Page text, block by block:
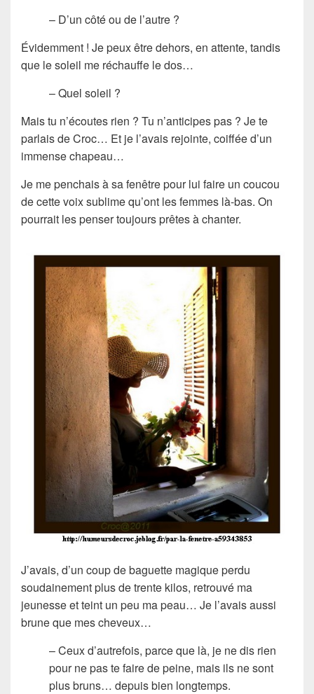
– D’un côté ou de l’autre ?
Évidemment ! Je peux être dehors, en attente, tandis
que le soleil me réchauffe le dos…
– Quel soleil ?
Mais tu n’écoutes rien ? Tu n’anticipes pas ? Je te
parlais de Croc… Et je l’avais rejointe, coiffée d’un
immense chapeau…
Je me penchais à sa fenêtre pour lui faire un coucou
de cette voix sublime qu’ont les femmes là-bas. On
pourrait les penser toujours prêtes à chanter.
J’avais, d’un coup de baguette magique perdu
soudainement plus de trente kilos, retrouvé ma
jeunesse et teint un peu ma peau… Je l’avais aussi
brune que mes cheveux…
– Ceux d’autrefois, parce que là, je ne dis rien
pour ne pas te faire de peine, mais ils ne sont
plus bruns… depuis bien longtemps.